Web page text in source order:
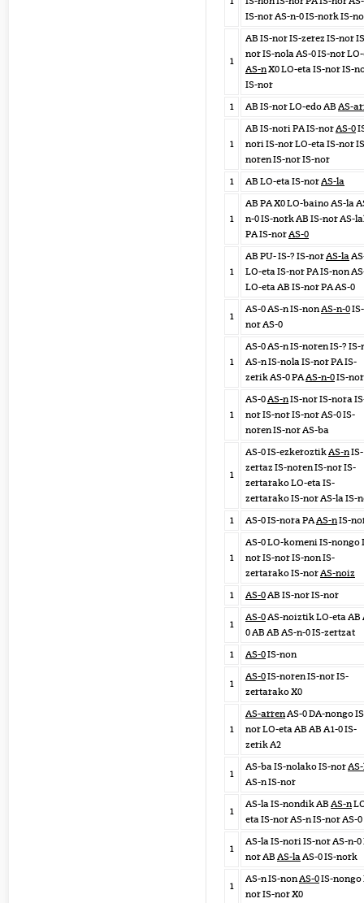
IS-nor AS-n-0 IS-nork IS-
1
AB IS-nor IS-zerez IS-nor
nor IS-nola AS-0 IS-nor
AS-nX0 LO-eta IS-nor IS-
IS-nor
1
AB IS-nor LO-edo AB AS-
1
AB IS-nori PA IS-norAS-0
nori IS-nor LO-eta IS-nor
noren IS-nor IS-nor
1
AB LO-eta IS-norAS-la
1
AB PA X0 LO-baino AS-la
n-0 IS-nork AB IS-nor AS-
PA IS-norAS-0
1
AB PU- IS-? IS-norAS-la
LO-eta IS-nor PA IS-non
LO-eta AB IS-nor PA AS-0
1
AS-0 AS-n IS-nonAS-n-0IS-
nor AS-0
1
AS-0 AS-n IS-noren IS-?
AS-n IS-nola IS-nor PA IS-
zerik AS-0 PAAS-n-0IS-nor
1
AS-0AS-nIS-nor IS-nora
nor IS-nor IS-nor AS-0 IS-
noren IS-nor AS-ba
1
AS-0 IS-ezkeroztikAS-nIS-
zertaz IS-noren IS-nor IS-
zertarako LO-eta IS-
zertarako IS-nor AS-la IS-
1
AS-0 IS-nora PAAS-nIS-
1
AS-0 LO-komeni IS-nongo
nor IS-nor IS-non IS-
zertarako IS-norAS-noiz
1
AS-0AB IS-nor IS-nor
1
AS-0AS-noiztik LO-eta AB
0 AB AB AS-n-0 IS-zertzat
1
AS-0IS-non
1
AS-0IS-noren IS-nor IS-
zertarako X0
1
AS-arrenAS-0 DA-nongo
nor LO-eta AB AB A1-0 IS-
zerik A2
1
AS-ba IS-nolako IS-nor
AS-n IS-nor
1
AS-la IS-nondik AB AS-n
eta IS-nor AS-n IS-nor AS-0
1
AS-la IS-nori IS-nor AS-n-0
nor AB AS-laAS-0 IS-nork
1
AS-n IS-nonAS-0IS-nongo
nor IS-nor X0